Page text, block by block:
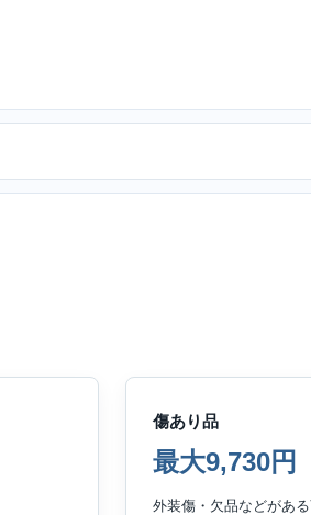
傷あり品
最大9,730円
外装傷・欠品などがあ